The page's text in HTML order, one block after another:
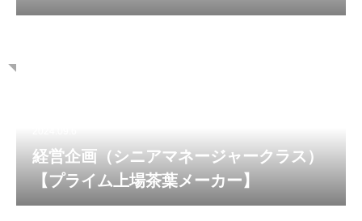
経営企画（シニアマネージャークラス）
【プライム上場茶葉メーカー】